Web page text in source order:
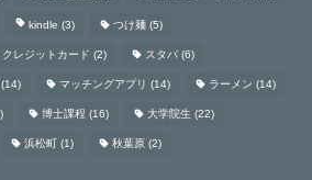
kindle (3) つけ麺 (5)
クレジットカード (2) スタバ (6)
(14) マッチングアプリ (14) ラーメン (14)
博士課程 (16) 大学院生 (22)
浜松町 (1) 秋葉原 (2)